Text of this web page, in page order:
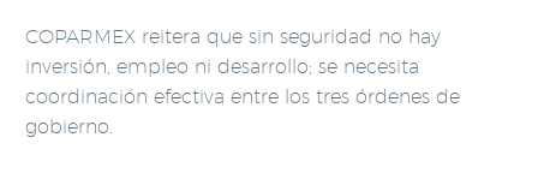
COPARMEX reitera que sin seguridad no hay
inversión, empleo ni desarrollo; se necesita
coordinación efectiva entre los tres órdenes de
gobierno.